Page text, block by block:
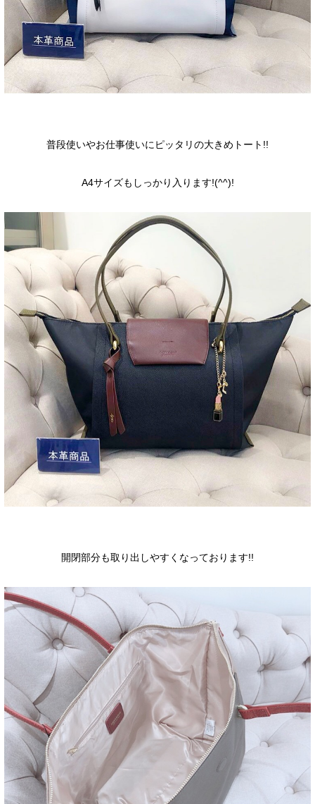
普段使いやお仕事使いにピッタリの大きめトート!!
A4サイズもしっかり入ります!(^^)!
開閉部分も取り出しやすくなっております!!